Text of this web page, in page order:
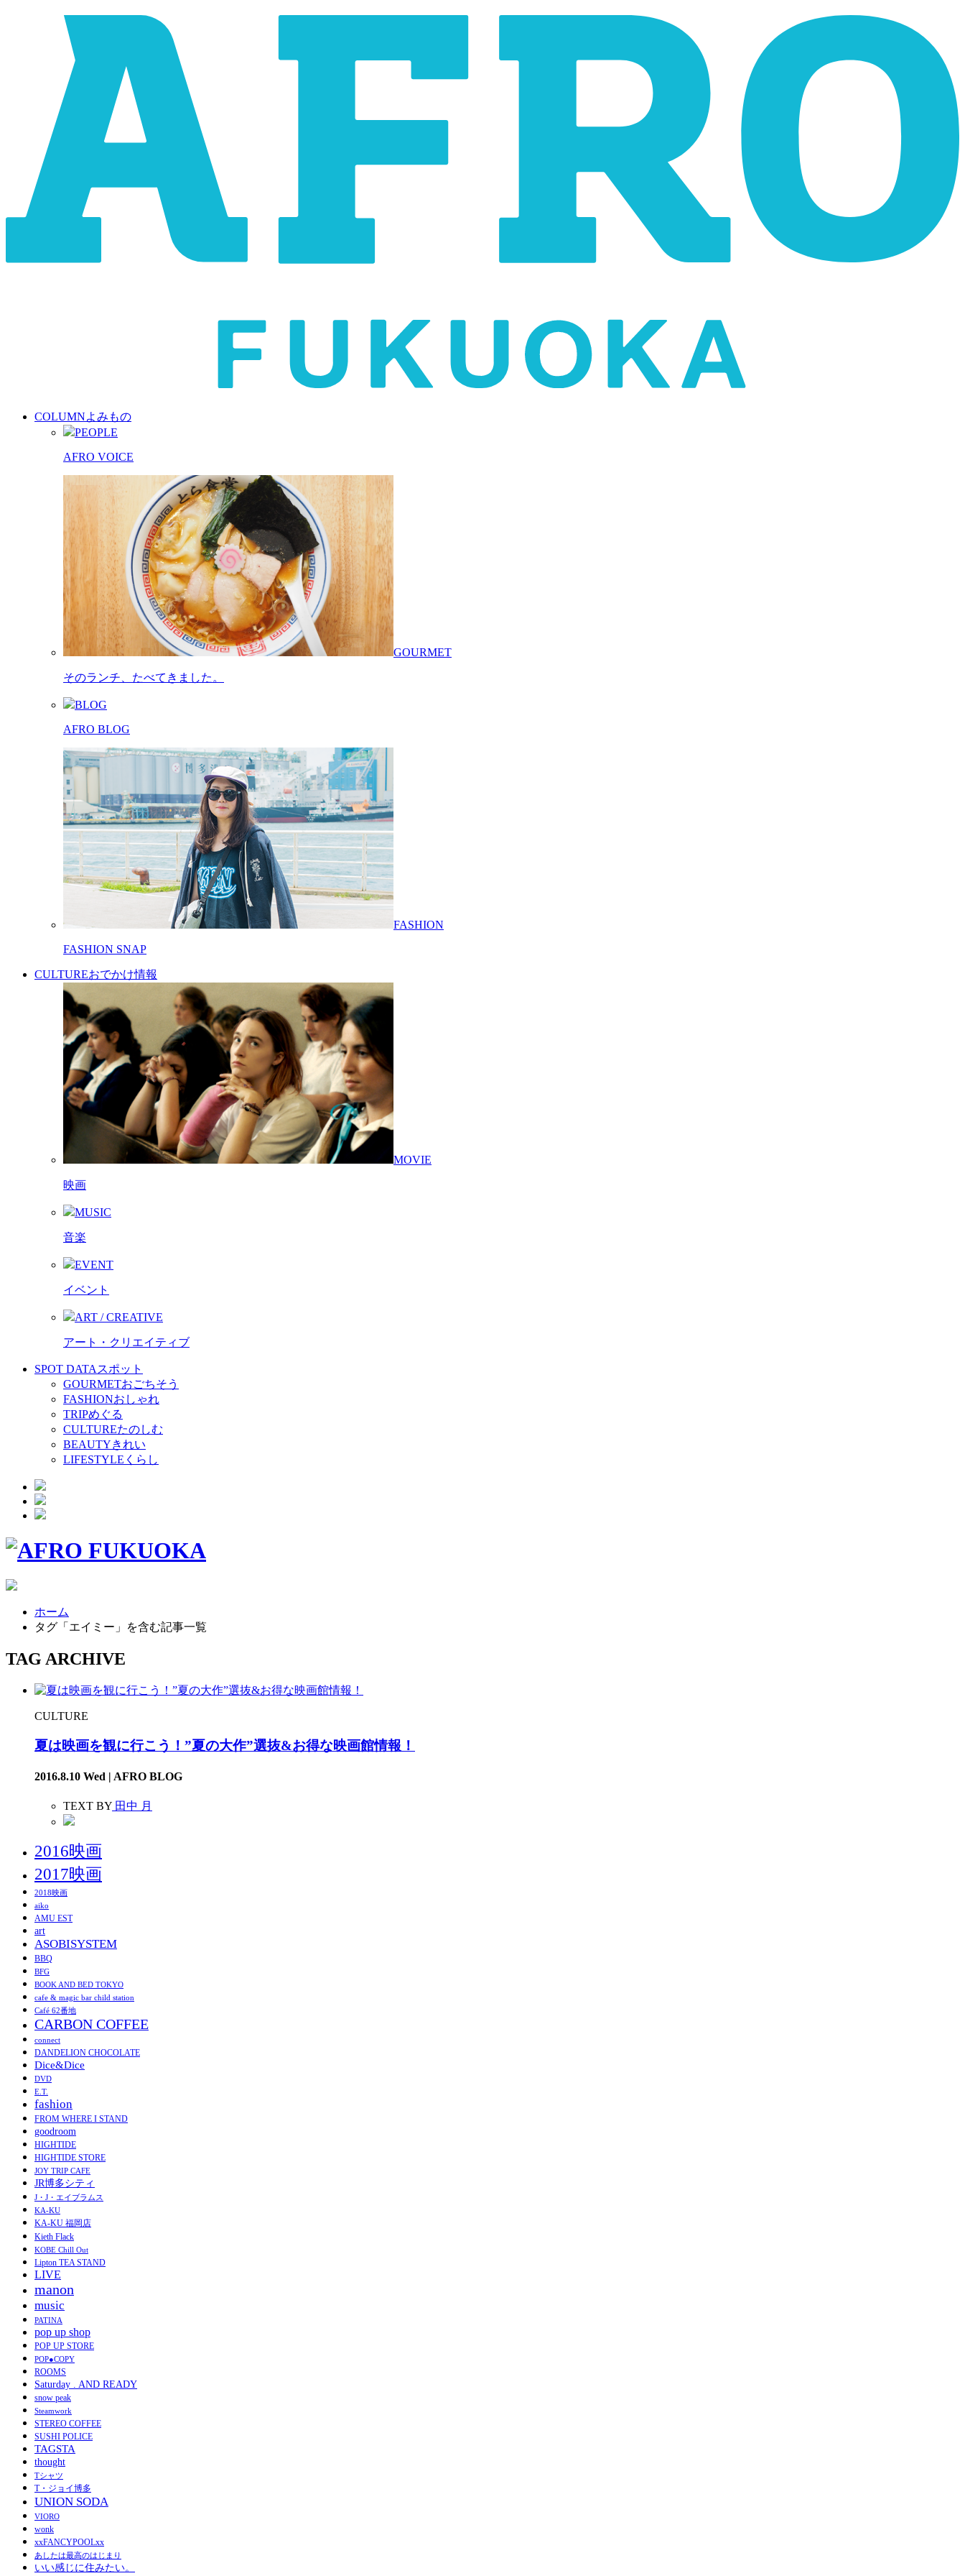
COLUMNよみもの
PEOPLE
AFRO VOICE
GOURMET
そのランチ、たべてきました。
BLOG
AFRO BLOG
FASHION
FASHION SNAP
CULTUREおでかけ情報
MOVIE
映画
MUSIC
音楽
EVENT
イベント
ART / CREATIVE
アート・クリエイティブ
SPOT DATA スポット
GOURMETおごちそう
FASHIONおしゃれ
TRIPめぐる
CULTUREたのしむ
BEAUTYきれい
LIFESTYLE くらし
ホーム
タグ「エイミー」を含む記事一覧
TAG ARCHIVE
CULTURE
夏は映画を観に行こう！”夏の大作”選抜&お得な映画館情報！
2016.8.10 Wed | AFRO BLOG
TEXT BY 田中 月
2016映画
2017映画
2018映画
aiko
AMU EST
art
ASOBISYSTEM
BBQ
BFG
BOOK AND BED TOKYO
cafe & magic bar child station
Café 62番地
CARBON COFFEE
connect
DANDELION CHOCOLATE
Dice&Dice
DVD
E.T.
fashion
FROM WHERE I STAND
goodroom
HIGHTIDE
HIGHTIDE STORE
JOY TRIP CAFE
JR博多シティ
J・J・エイブラムス
KA-KU
KA-KU 福岡店
Kieth Flack
KOBE Chill Out
Lipton TEA STAND
LIVE
manon
music
PATINA
pop up shop
POP UP STORE
POP●COPY
ROOMS
Saturday . AND READY
snow peak
Steamwork
STEREO COFFEE
SUSHI POLICE
TAGSTA
thought
Tシャツ
T・ジョイ博多
UNION SODA
VIORO
wonk
xxFANCYPOOLxx
あしたは最高のはじまり
いい感じに住みたい。